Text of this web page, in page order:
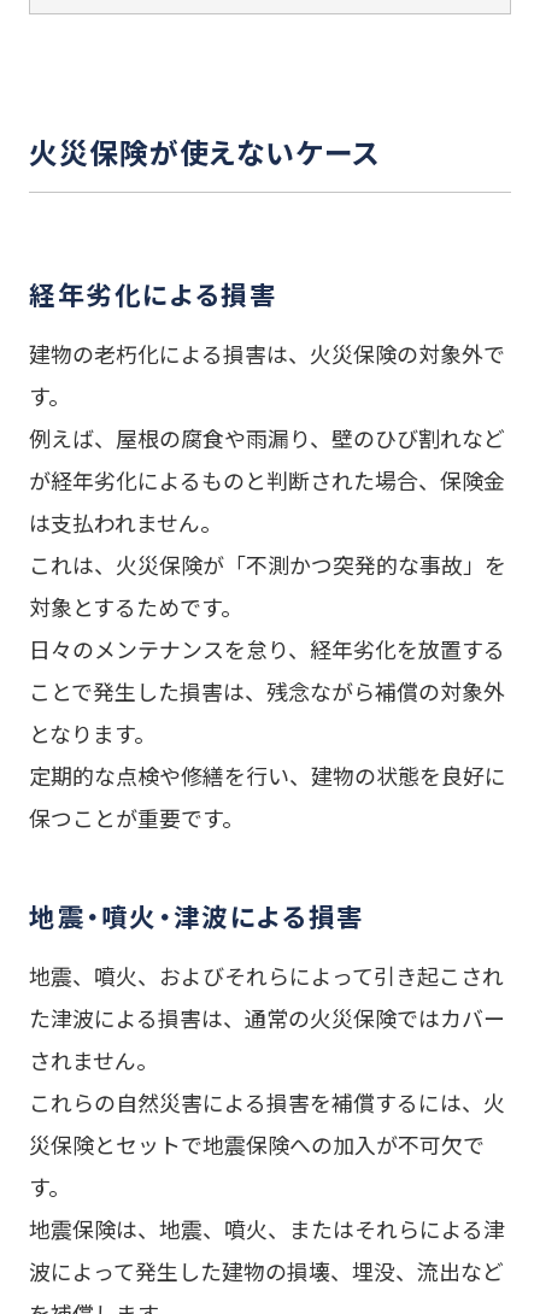
火災保険が使えないケース
経年劣化による損害
建物の老朽化による損害は、火災保険の対象外で
す。
例えば、屋根の腐食や雨漏り、壁のひび割れなど
が経年劣化によるものと判断された場合、保険金
は支払われません。
これは、火災保険が「不測かつ突発的な事故」を
対象とするためです。
日々のメンテナンスを怠り、経年劣化を放置する
ことで発生した損害は、残念ながら補償の対象外
となります。
定期的な点検や修繕を行い、建物の状態を良好に
保つことが重要です。
地震・噴火・津波による損害
地震、噴火、およびそれらによって引き起こされ
た津波による損害は、通常の火災保険ではカバー
されません。
これらの自然災害による損害を補償するには、火
災保険とセットで地震保険への加入が不可欠で
す。
地震保険は、地震、噴火、またはそれらによる津
波によって発生した建物の損壊、埋没、流出など